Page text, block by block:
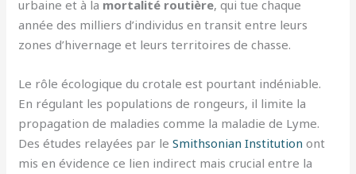
urbaine et à la mortalité routière, qui tue chaque
année des milliers d’individus en transit entre leurs
zones d’hivernage et leurs territoires de chasse.
Le rôle écologique du crotale est pourtant indéniable.
En régulant les populations de rongeurs, il limite la
propagation de maladies comme la maladie de Lyme.
Des études relayées par leSmithsonian Institution ont
mis en évidence ce lien indirect mais crucial entre la